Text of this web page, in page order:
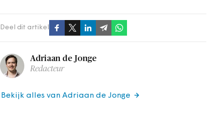
Deel dit artikel
Adriaan de Jonge
Redacteur
Bekijk alles van Adriaan de Jonge